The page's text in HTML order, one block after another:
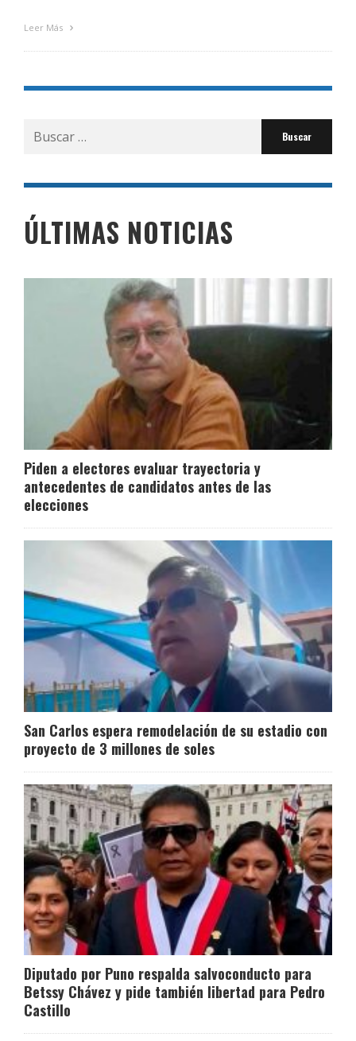
Leer Más
Buscar
por:
ÚLTIMAS NOTICIAS
Piden a electores evaluar trayectoria y
antecedentes de candidatos antes de las
elecciones
San Carlos espera remodelación de su estadio con
proyecto de 3 millones de soles
Diputado por Puno respalda salvoconducto para
Betssy Chávez y pide también libertad para Pedro
Castillo